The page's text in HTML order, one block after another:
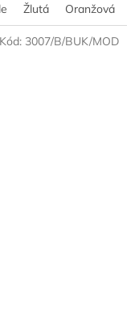
Žlutá Oranžová
Kód: 3007/B/BUK/MOD